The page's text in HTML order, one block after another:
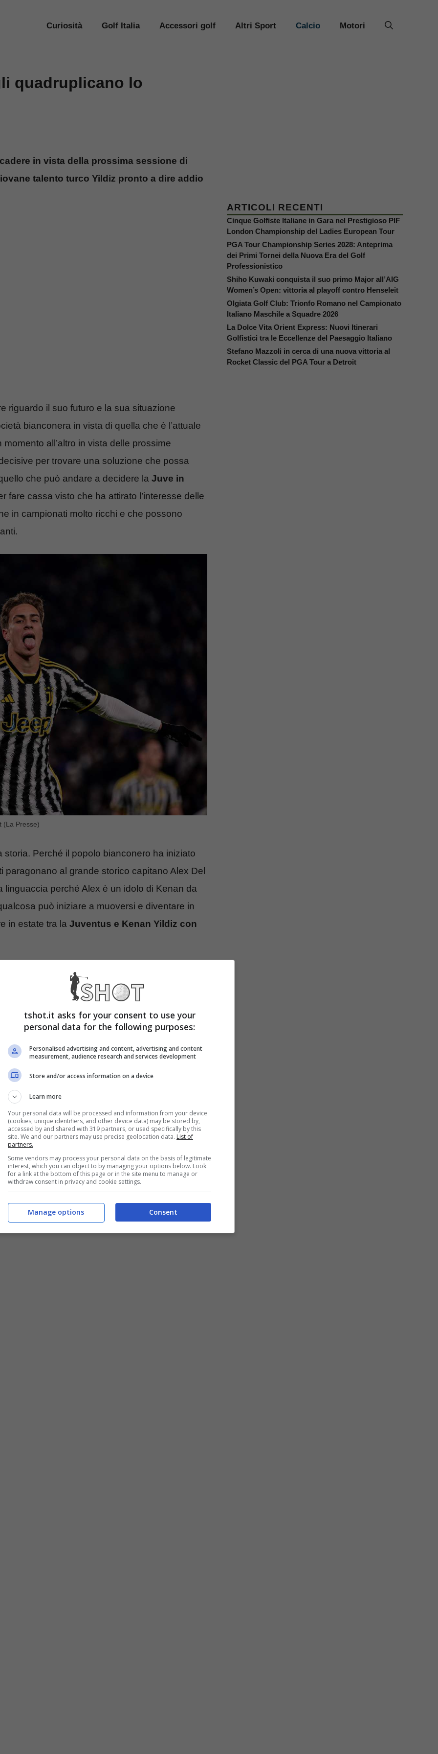
Curiosità Golf Italia Accessori golf Altri Sport Calcio Motori
quadruplicano lo
in vista della prossima sessione di
talento turco Yildiz pronto a dire addio
riguardo il suo futuro e la sua situazione
bianconera in vista di quella che è l’attuale
all’altro in vista delle prossime
per trovare una soluzione che possa
che può andare a decidere la Juve in
fare cassa visto che ha attirato l’interesse delle
in campionati molto ricchi e che possono
(La Presse)
Perché il popolo bianconero ha iniziato
al grande storico capitano Alex Del
perché Alex è un idolo di Kenan da
può iniziare a muoversi e diventare in
in estate tra la Juventus e Kenan Yildiz con
Juve su Yildiz
per quanto riguarda la scelta della
con Kenan Yildiz. Il giocatore ha un
per farlo restare in bianconero, seno troverà
il proseguo della sua carriera.
accordo possibile che possa provare a
giocatore che già l’estate scorsa e a gennaio
Yildiz per trovare un accordo sul
dello stipendio fino anche a 1,2 milioni a
0,3 milioni e per questo è necessario un
Dortmund e dei club inglesi fortemente
ARTICOLI RECENTI
Cinque Golfiste Italiane in Gara nel Prestigioso PIF
London Championship del Ladies European Tour
PGA Tour Championship Series 2028: Anteprima
dei Primi Tornei della Nuova Era del Golf
Professionistico
Shiho Kuwaki conquista il suo primo Major all’AIG
Women’s Open: vittoria al playoff contro Henseleit
Olgiata Golf Club: Trionfo Romano nel Campionato
Italiano Maschile a Squadre 2026
La Dolce Vita Orient Express: Nuovi Itinerari
Golfistici tra le Eccellenze del Paesaggio Italiano
Stefano Mazzoli in cerca di una nuova vittoria al
Rocket Classic del PGA Tour a Detroit
tshot.it asks for your consent to use your
personal data for the following purposes:
Personalised advertising and content, advertising and content
measurement, audience research and services development
Store and/or access information on a device
Learn more
Your personal data will be processed and information from your device
(cookies, unique identifiers, and other device data) may be stored by,
accessed by and shared with 319 partners, or used specifically by this
site. We and our partners may use precise geolocation data. List of
partners.
Some vendors may process your personal data on the basis of legitimate
interest, which you can object to by managing your options below. Look
for a link at the bottom of this page or in the site menu to manage or
withdraw consent in privacy and cookie settings.
Consent
Manage options